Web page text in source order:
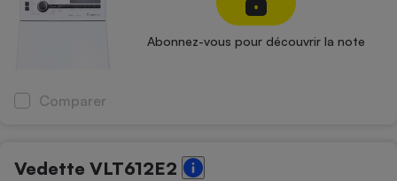
Abonnez-vous pour découvrir la note
Comparer
Vedette VLT612E2